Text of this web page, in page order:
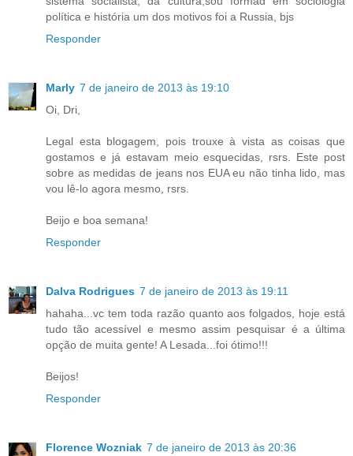
política e história um dos motivos foi a Russia, bjs
Responder
Marly 7 de janeiro de 2013 às 19:10
Oi, Dri,
Legal esta blogagem, pois trouxe à vista as coisas que
gostamos e já estavam meio esquecidas, rsrs. Este post
sobre as medidas de jeans nos EUA eu não tinha lido, mas
vou lê-lo agora mesmo, rsrs.
Beijo e boa semana!
Responder
Dalva Rodrigues 7 de janeiro de 2013 às 19:11
hahaha...vc tem toda razão quanto aos folgados, hoje está
tudo tão acessível e mesmo assim pesquisar é a última
opção de muita gente! A Lesada...foi ótimo!!!
Beijos!
Responder
Florence Wozniak 7 de janeiro de 2013 às 20:36